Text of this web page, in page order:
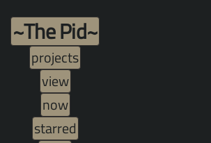
~The Pid~
projects
view
now
starred